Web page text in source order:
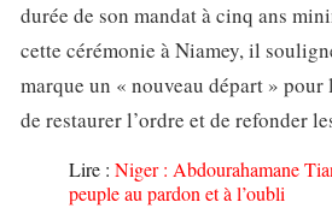
durée de son mandat à cinq ans
cette cérémonie à Niamey, il
marque un « nouveau départ » pour
de restaurer l’ordre et de refonder
Lire : Niger : Abdourahamane
peuple au pardon et à l’oubli